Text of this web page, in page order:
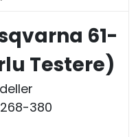
61-
Testere)
380